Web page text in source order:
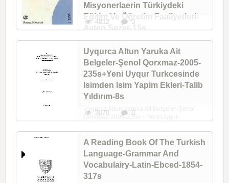
Misyonerlaerin Türkiydeki
Eğitim Ve Öğretim Faaliyetleri-
Ayten Sezer-15s
Oğretenlere Ve Oğrenenlere Türkce
Dilbilgisis-Feyza Hepçilingirler-2005-373 +
Osmanlıdan Cumhuriyete-Misyonerlaerin
Türkiydeki Eğitim Ve Öğretim Faaliyetleri-
Ayten Sezer-15s
4812 0
Uyqurca Altun Yaruka Ait
Belgeler-Şenol Qorxmaz-2005-
235s+Yeni Uyqur Turkcesinde
Isimden Isim Yapim Ekleri-Talib
Yıldırım-8s
Uyqurca Altun Yaruka Ait Belgeler-Şenol
Qorxmaz-2005-235s + Yeni Uyqur
Yıldırım-8s
3070 0
A Reading Book Of The Turkish
Language-Grammar And
Vocabulairy-Latin-Ebced-1854-
317s